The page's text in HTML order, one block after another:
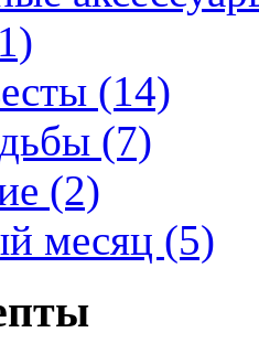
(14)
(7)
(2)
месяц (5)